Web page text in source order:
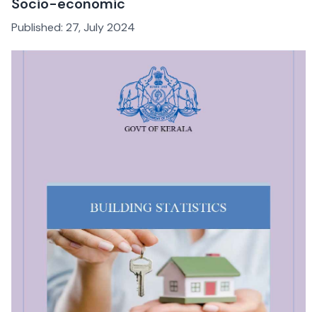
Published: 27, July 2024